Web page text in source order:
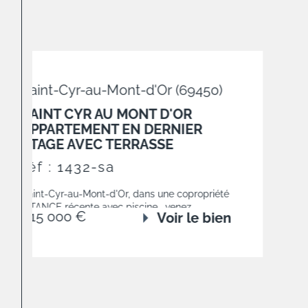
(69450)
copropriété
de 106
le bien